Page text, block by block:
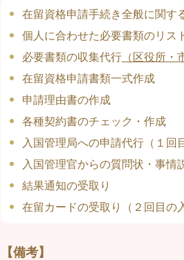
在留資格申請手続き全般に関す
個人に合わせた必要書類のリス
必要書類の収集代行 （区役所・
在留資格申請書類一式作成
申請理由書の作成
各種契約書のチェック・作成
入国管理局への申請代行（１回
入国管理官からの質問状・事情
結果通知の受取り
在留カードの受取り（２回目の
【備考】